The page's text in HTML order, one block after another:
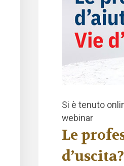
Si è tenuto
webinar
Le
d’uscita?